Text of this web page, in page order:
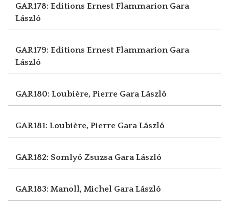
GAR178: Editions Ernest Flammarion Gara
László
GAR179: Editions Ernest Flammarion Gara
László
GAR180: Loubière, Pierre Gara László
GAR181: Loubière, Pierre Gara László
GAR182: Somlyó Zsuzsa Gara László
GAR183: Manoll, Michel Gara László